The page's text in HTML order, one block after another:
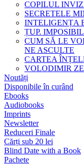
COPILUL
SECRETELE
INTELIGENȚA
ȚUP.
CUM SĂ LE
NE ASCULTE
CARTEA
VOLODIMIR
Noutăți
Disponibile în curând
Ebooks
Audiobooks
Imprints
Newsletter
Reduceri Finale
Cărți sub 20 lei
Blind Date with a Book
Pachete